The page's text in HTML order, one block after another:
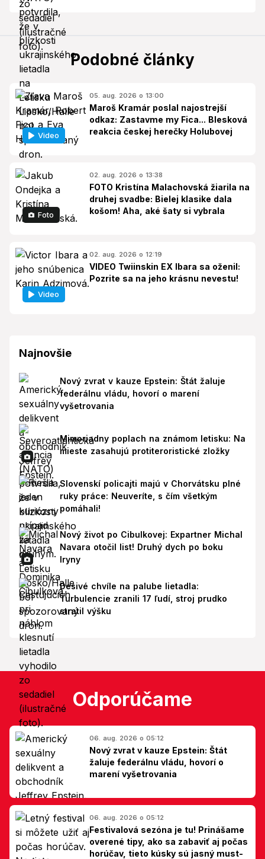
Podobné články
Video
05. aug. 2026 o 13:00
Maroš Kramár poslal najostrejší
odkaz: Zastavme my Fica... Blesková
reakcia českej herečky Holubovej
Foto
02. aug. 2026 o 13:38
FOTO Kristína Malachovská žiarila na
druhej svadbe: Bielej klasike dala
košom! Aha, aké šaty si vybrala
Video
02. aug. 2026 o 12:19
VIDEO Twiinskin EX Ibara sa oženil:
Pozrite sa na jeho krásnu nevestu!
Najnovšie
Nový zvrat v kauze Epstein: Štát žaluje
federálnu vládu, hovorí o marení
vyšetrovania
Mimoriadny poplach na známom letisku: Na
mieste zasahujú protiteroristické zložky
Slovenskí policajti majú v Chorvátsku plné
ruky práce: Neuveríte, s čím všetkým
pomáhali!
Nový život po Cibulkovej: Expartner Michal
Navara otočil list! Druhý dych po boku
Iryny
Desivé chvíle na palube lietadla:
Turbulencie zranili 17 ľudí, stroj prudko
stratil výšku
Odporúčame
06. aug. 2026 o 05:12
Nový zvrat v kauze Epstein: Štát
žaluje federálnu vládu, hovorí o
marení vyšetrovania
06. aug. 2026 o 05:12
Festivalová sezóna je tu! Prinášame
overené tipy, ako sa zabaviť aj počas
horúčav, tieto kúsky sú jasný must-